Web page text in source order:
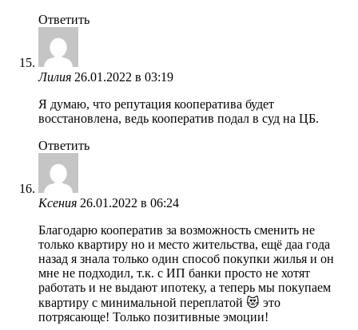
Ответить
Лилия 26.01.2022 в 03:19
Я думаю, что репутация кооператива будет
восстановлена, ведь кооператив подал в суд на ЦБ.
Ответить
Ксения 26.01.2022 в 06:24
Благодарю кооператив за возможность сменить не
только квартиру но и место жительства, ещё даа года
назад я знала только один способ покупки жилья и он
мне не подходил, т.к. с ИП банки просто не хотят
работать и не выдают ипотеку, а теперь мы покупаем
квартиру с минимальной переплатой 😻 это
потрясающе! Только позитивные эмоции!